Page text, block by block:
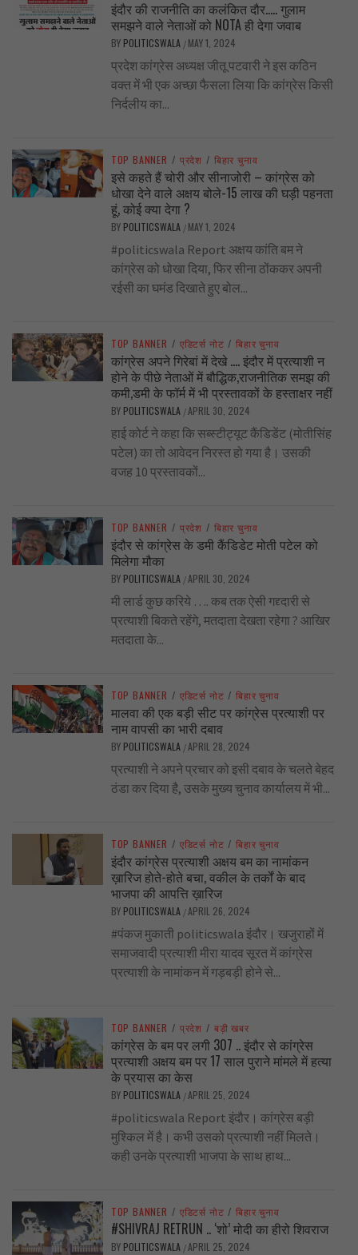
इंदौर की राजनीति का कलंकित दौर….. गुलाम
समझने वाले नेताओं को NOTA ही देगा जवाब
BY POLITICSWALA / MAY 1, 2024
प्रदेश कांग्रेस अध्यक्ष जीतू पटवारी ने इस कठिन
वक्त में भी एक अच्छा फैसला लिया कि कांग्रेस किसी
निर्दलीय का...
TOP BANNER / प्रदेश / बिहार चुनाव
इसे कहते हैं चोरी और सीनाजोरी – कांग्रेस को
धोखा देने वाले अक्षय बोले-15 लाख की घड़ी पहनता
हूं, कोई क्या देगा ?
BY POLITICSWALA / MAY 1, 2024
#politicswala Report अक्षय कांति बम ने
कांग्रेस को धोखा दिया, फिर सीना ठोंककर अपनी
रईसी का घमंड दिखाते हुए बोल...
TOP BANNER / एडिटर्स नोट / बिहार चुनाव
कांग्रेस अपने गिरेबां में देखे …. इंदौर में प्रत्याशी न
होने के पीछे नेताओं में बौद्धिक,राजनीतिक समझ की
कमी,डमी के फॉर्म में भी प्रस्तावकों के हस्ताक्षर नहीं
BY POLITICSWALA /APRIL 30, 2024
हाई कोर्ट ने कहा कि सब्स्टीट्यूट कैंडिडेंट (मोतीसिंह
पटेल) का तो आवेदन निरस्त हो गया है। उसकी
वजह 10 प्रस्तावकों...
TOP BANNER / प्रदेश / बिहार चुनाव
इंदौर से कांग्रेस के डमी कैंडिडेट मोती पटेल को
मिलेगा मौका
BY POLITICSWALA /APRIL 30, 2024
मी लार्ड कुछ करिये …. कब तक ऐसी गद्द्दारी से
प्रत्याशी बिकते रहेंगे, मतदाता देखता रहेगा ? आखिर
मतदाता के...
TOP BANNER / एडिटर्स नोट / बिहार चुनाव
मालवा की एक बड़ी सीट पर कांग्रेस प्रत्याशी पर
नाम वापसी का भारी दबाव
BY POLITICSWALA /APRIL 28, 2024
प्रत्याशी ने अपने प्रचार को इसी दबाव के चलते बेहद
ठंडा कर दिया है, उसके मुख्य चुनाव कार्यालय में भी...
TOP BANNER / एडिटर्स नोट / बिहार चुनाव
इंदौर कांग्रेस प्रत्याशी अक्षय बम का नामांकन
ख़ारिज होते-होते बचा, वकील के तर्कों के बाद
भाजपा की आपत्ति ख़ारिज
BY POLITICSWALA /APRIL 26, 2024
#पंकज मुकाती politicswala इंदौर। खजुराहों में
समाजवादी प्रत्याशी मीरा यादव सूरत में कांग्रेस
प्रत्याशी के नामांकन में गड़बड़ी होने से...
TOP BANNER / प्रदेश / बड़ी खबर
कांग्रेस के बम पर लगी 307 .. इंदौर से कांग्रेस
प्रत्याशी अक्षय बम पर 17 साल पुराने मांमले में हत्या
के प्रयास का केस
BY POLITICSWALA /APRIL 25, 2024
#politicswala Report इंदौर। कांग्रेस बड़ी
मुश्किल में है। कभी उसको प्रत्याशी नहीं मिलते।
कही उनके प्रत्याशी भाजपा के साथ हाथ...
TOP BANNER / एडिटर्स नोट / बिहार चुनाव
#SHIVRAJ RETRUN .. ‘शो’ मोदी का हीरो शिवराज
BY POLITICSWALA /APRIL 25, 2024